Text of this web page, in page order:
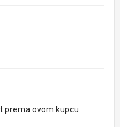
prema ovom kupcu